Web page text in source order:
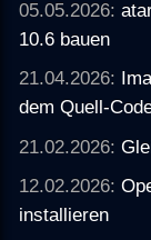
05.05.2026:
10.6 bauen
21.04.2026:
dem Quell-
21.02.2026:
12.02.2026:
installieren